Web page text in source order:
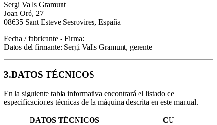
Sergi Valls Gramunt
Joan Oró, 27
08635 Sant Esteve Sesrovires, España
Fecha / fabricante - Firma:
Datos del firmante: Sergi Valls Gramunt, gerente
3.DATOS TÉCNICOS
En la siguiente tabla informativa encontrará el listado de
especificaciones técnicas de la máquina descrita en este manual.
DATOS TÉCNICOS
CU